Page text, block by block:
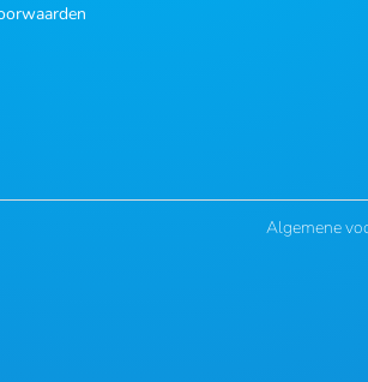
Algemene